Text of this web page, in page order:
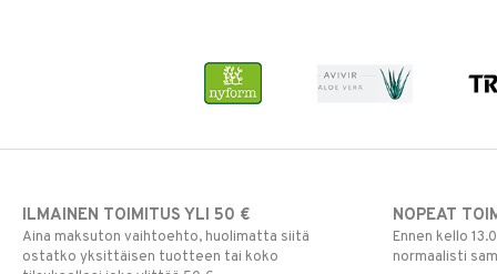
ILMAINEN TOIMITUS YLI 50 €
Aina maksuton vaihtoehto, huolimatta siitä
ostatko yksittäisen tuotteen tai koko
NOPEAT
Ennen kello
normaalisti